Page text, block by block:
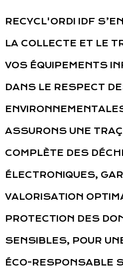
RECYCL'ORDI IDF
LA COLLECTE ET LE
VOS ÉQUIPEMENTS
DANS LE RESPECT
ASSURONS UNE
COMPLÈTE DES
ÉLECTRONIQUES,
VALORISATION
PROTECTION DES
SENSIBLES, POUR
ÉCO-RESPONSABLE